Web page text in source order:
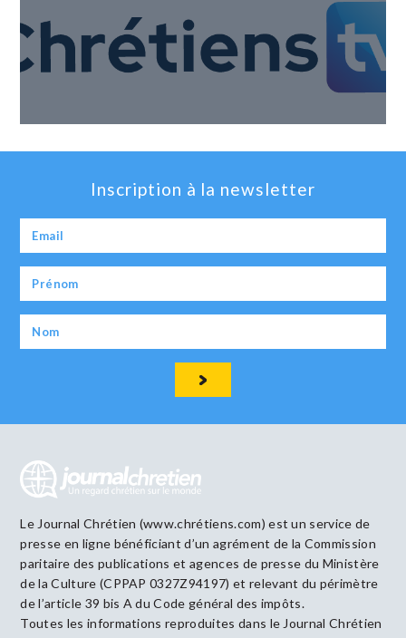
Inscription à la newsletter
Le Journal Chrétien (www.chrétiens.com) est un service de
presse en ligne bénéficiant d’un agrément de la Commission
paritaire des publications et agences de presse du Ministère
de la Culture (CPPAP 0327Z94197) et relevant du périmètre
de l’article 39 bis A du Code général des impôts.
Toutes les informations reproduites dans le Journal Chrétien